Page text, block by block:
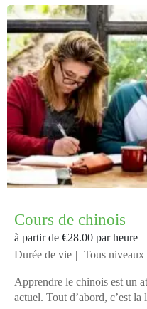
Cours de chinois
à partir de €28.00 par heure
Durée de vie
Tous niveaux
Apprendre le chinois est un
actuel. Tout d’abord, c’est